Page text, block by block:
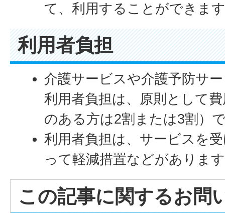
て、利用することができま
利用者負担
介護サービスや介護予防サ
利用者負担は、原則として
のある方は2割または3割）
利用者負担は、サービスを
って軽減措置などがありま
この記事に関するお問